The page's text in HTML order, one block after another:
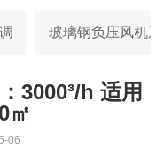
玻璃钢负压风机
3000³/h 适用
㎡
06